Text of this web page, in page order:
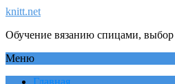
knitt.net
Обучение вязанию спицами,
Меню
Главная